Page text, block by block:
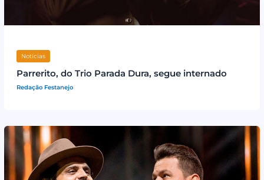
Notícias
Parrerito, do Trio Parada Dura, segue internado
Redação Festanejo